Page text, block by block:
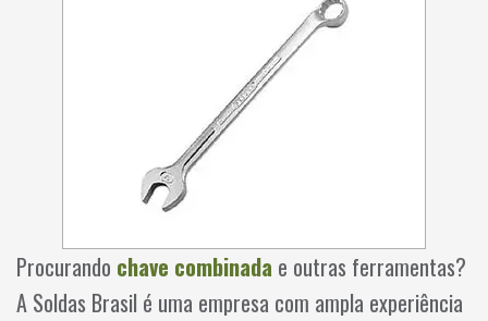
Procurando chave combinada e outras ferramentas?
A Soldas Brasil é uma empresa com ampla experiência